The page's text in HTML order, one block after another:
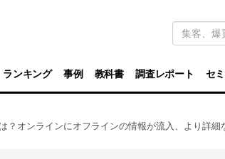
キ
ワ
ド
検
索
ランキング 事例 教科書 調査レポート セ
オンラインにオフラインの情報が流入、より詳細